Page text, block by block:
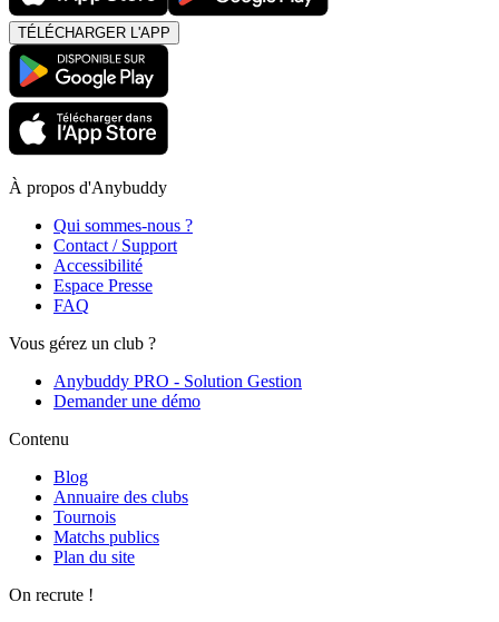
TÉLÉCHARGER L'APP
À propos d'Anybuddy
Qui sommes-nous ?
Contact / Support
Accessibilité
Espace Presse
FAQ
Vous gérez un club ?
Anybuddy PRO - Solution Gestion
Demander une démo
Contenu
Blog
Annuaire des clubs
Tournois
Matchs publics
Plan du site
On recrute !